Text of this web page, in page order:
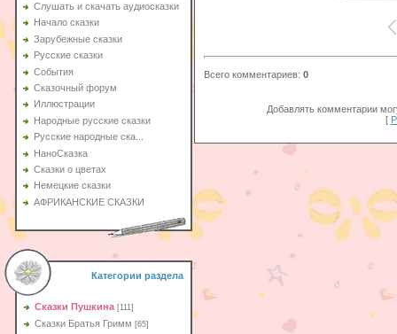
Слушать и скачать аудиосказки
Начало сказки
Зарубежные сказки
Русские сказки
События
Сказочный форум
Иллюстрации
Народные русские сказки
Русские народные ска...
НаноСказка
Сказки о цветах
Немецкие сказки
АФРИКАНСКИЕ СКАЗКИ
Категории раздела
Сказки Пушкина [111]
Сказки Братья Гримм [65]
Всего комментариев: 0
Добавлять комментарии
[